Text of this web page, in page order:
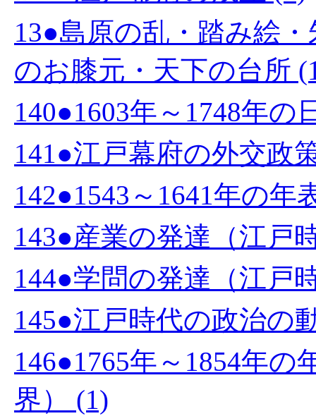
13●島原の乱・踏み絵
のお膝元・天下の台所
140●1603年～1748年の
141●江戸幕府の外交政
142●1543～1641年の年
143●産業の発達（江戸
144●学問の発達（江戸
145●江戸時代の政治の
146●1765年～1854年
界） (1)